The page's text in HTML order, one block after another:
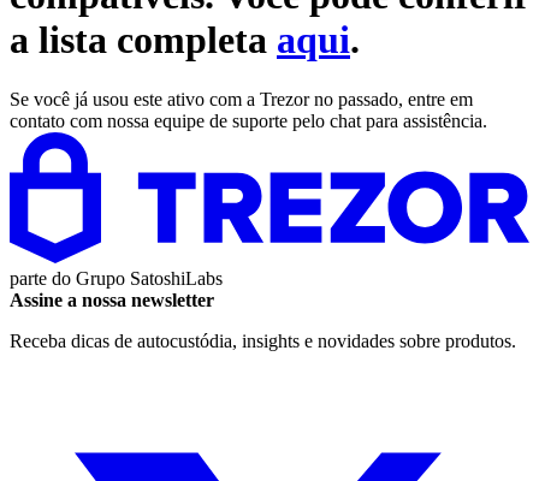
a lista completa aqui.
Se você já usou este ativo com a Trezor no passado, entre em
contato com nossa equipe de suporte pelo chat para assistência.
parte do Grupo SatoshiLabs
Assine a nossa newsletter
Receba dicas de autocustódia, insights e novidades sobre produtos.